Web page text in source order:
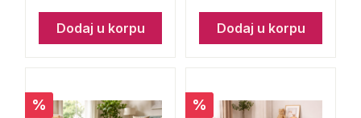
Dodaj u korpu Dodaj u korpu
%
%